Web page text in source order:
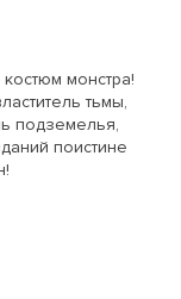
монстра!
тьмы,
подземелья,
поистине